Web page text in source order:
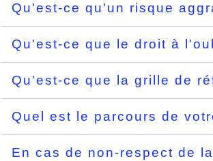
Qu'est-ce qu'un risque
Qu'est-ce que le droit à
Qu'est-ce que la grille de
Quel est le parcours de
En cas de non-respect de